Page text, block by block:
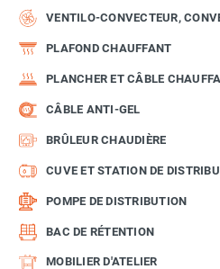
VENTILO-CONVECTEUR,
PLAFOND CHAUFFANT
PLANCHER ET CÂBLE
CÂBLE ANTI-GEL
BRÛLEUR CHAUDIÈRE
CUVE ET STATION DE
POMPE DE DISTRIBUTION
BAC DE RÉTENTION
MOBILIER D'ATELIER